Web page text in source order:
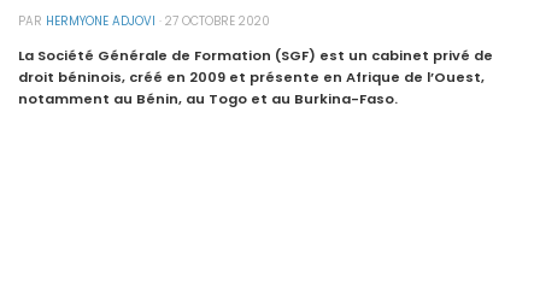
PAR HERMYONE ADJOVI · 27 OCTOBRE 2020
La Société Générale de Formation (SGF) est un cabinet privé de
droit béninois, créé en 2009 et présente en Afrique de l’Ouest,
notamment au Bénin, au Togo et au Burkina-Faso.